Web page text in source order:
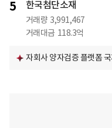
5 한국첨단소재
거래량 3,991,467
거래대금 118.3억
자회사 양자검증 플랫폼